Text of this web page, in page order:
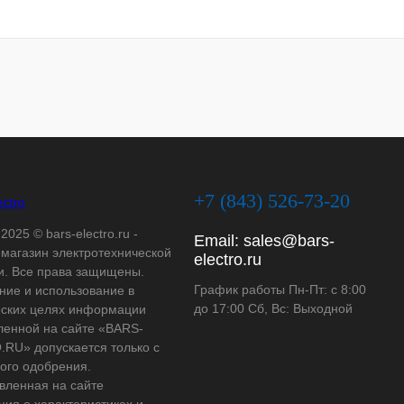
© bars-electro.ru -
электротехнической
Все права защищены.
и использование в
целях информации
на сайте «BARS-
допускается только с
одобрения.
на сайте
+7 (843) 526-73-20
Email: sales@bars-
electro.ru
График работы Пн-Пт: с 8:00
до 17:00 Сб, Вс: Выходной